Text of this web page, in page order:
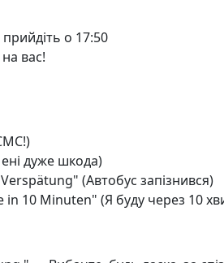
о 17:50
вас!
дуже шкода)
(Автобус запізнився)
in 10 Minuten" (Я буду через 10